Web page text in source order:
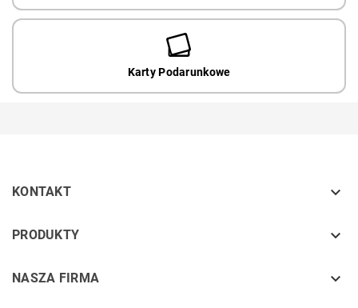
Karty Podarunkowe
KONTAKT 
PRODUKTY keyboard_arrow_down
NASZA FIRMA keyboard_arrow_down